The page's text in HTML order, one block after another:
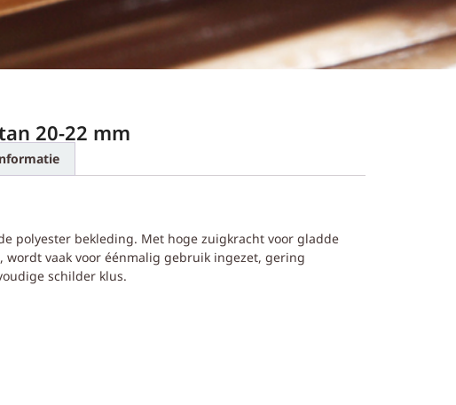
20-22 mm
polyester bekleding. Met hoge zuigkracht voor gladde
vaak voor éénmalig gebruik ingezet, gering
schilder klus.